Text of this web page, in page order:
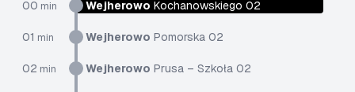
00 min Wejherowo Kochanowskiego 02
01 min Wejherowo Pomorska 02
02 min Wejherowo Prusa – Szkoła 02